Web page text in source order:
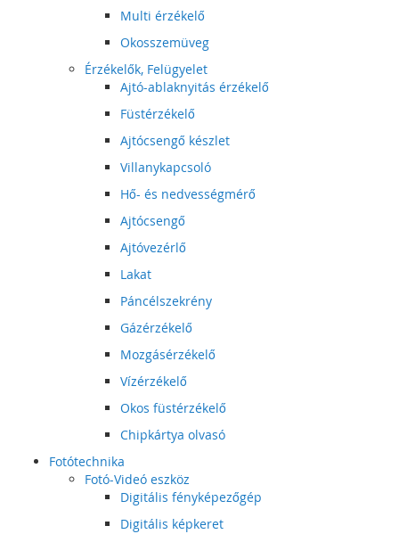
Multi érzékelő
Okosszemüveg
Érzékelők, Felügyelet
Ajtó-ablaknyitás érzékelő
Füstérzékelő
Ajtócsengő készlet
Villanykapcsoló
Hő- és nedvességmérő
Ajtócsengő
Ajtóvezérlő
Lakat
Páncélszekrény
Gázérzékelő
Mozgásérzékelő
Vízérzékelő
Okos füstérzékelő
Chipkártya olvasó
Fotótechnika
Fotó-Videó eszköz
Digitális fényképezőgép
Digitális képkeret